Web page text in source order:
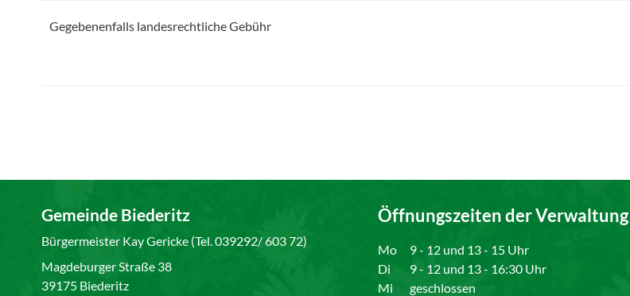
Gegebenenfalls landesrechtliche Gebühr
Gemeinde Biederitz
Bürgermeister Kay Gericke (Tel. 039292/ 603 72)
Magdeburger Straße 38
39175 Biederitz
Öffnungszeiten der Verwaltung
Mo
9 - 12 und 13 - 15 Uhr
Di
9 - 12 und 13 - 16:30 Uhr
Mi
geschlossen